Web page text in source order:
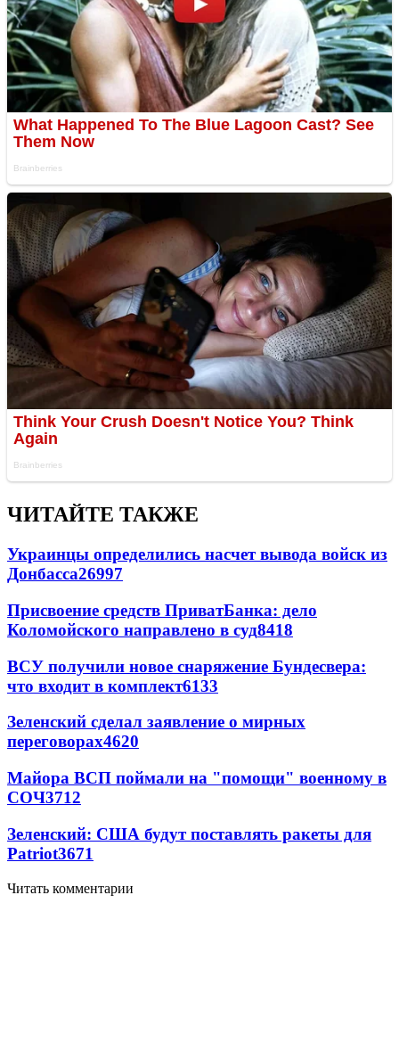
ЧИТАЙТЕ ТАКЖЕ
Украинцы определились насчет вывода войск из
Донбасса26997
Присвоение средств ПриватБанка: дело
Коломойского направлено в суд8418
ВСУ получили новое снаряжение Бундесвера:
что входит в комплект6133
Зеленский сделал заявление о мирных
переговорах4620
Майора ВСП поймали на "помощи" военному в
СОЧ3712
Зеленский: США будут поставлять ракеты для
Patriot3671
Читать комментарии